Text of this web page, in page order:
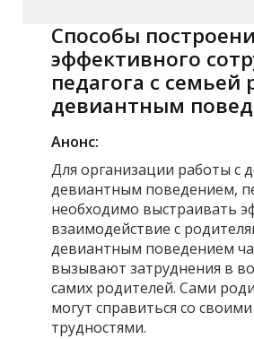
Способы
эффективного
педагога с семьей
девиантным
Анонс:
Для организации работы с
девиантным поведением,
необходимо выстраивать
взаимодействие с
девиантным поведением
вызывают затруднения в
самих родителей. Сами
могут справиться со
трудностями.